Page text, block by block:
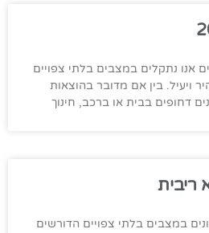
אנו נתקלים במצבים בלתי צפויים
ויעיל. בין אם מדובר בהוצאות
דחופים בבית או ברכב, חינוך
ריבית
במצבים בלתי צפויים הדורשים